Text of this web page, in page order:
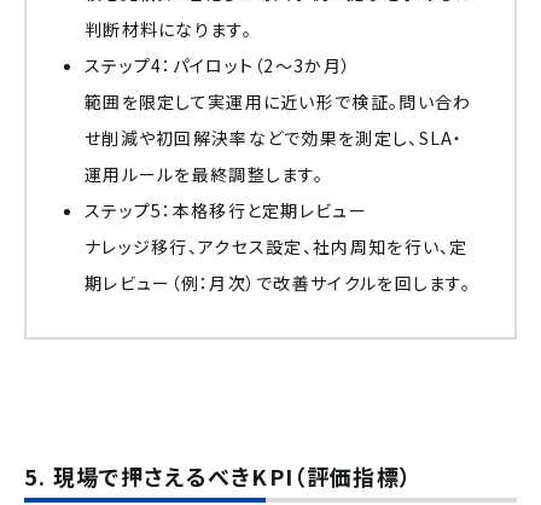
判断材料になります。
ステップ4：パイロット（2〜3か月）
範囲を限定して実運用に近い形で検証。問い合わ
せ削減や初回解決率などで効果を測定し、SLA・
運用ルールを最終調整します。
ステップ5：本格移行と定期レビュー
ナレッジ移行、アクセス設定、社内周知を行い、定
期レビュー（例：月次）で改善サイクルを回します。
5. 現場で押さえるべきKPI（評価指標）